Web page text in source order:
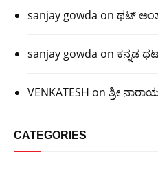
sanjay gowda on ಥಟ್
sanjay gowda on ಕನ್ನಡ
VENKATESH on ಶ್ರೀ
CATEGORIES